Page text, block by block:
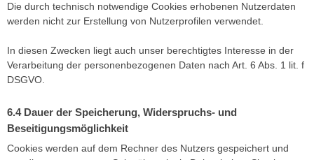
Die durch technisch notwendige Cookies erhobenen Nutzerdaten
werden nicht zur Erstellung von Nutzerprofilen verwendet.
In diesen Zwecken liegt auch unser berechtigtes Interesse in der
Verarbeitung der personenbezogenen Daten nach Art. 6 Abs. 1 lit. f
DSGVO.
Dauer der Speicherung, Widerspruchs- und
Beseitigungsmöglichkeit
Cookies werden auf dem Rechner des Nutzers gespeichert und